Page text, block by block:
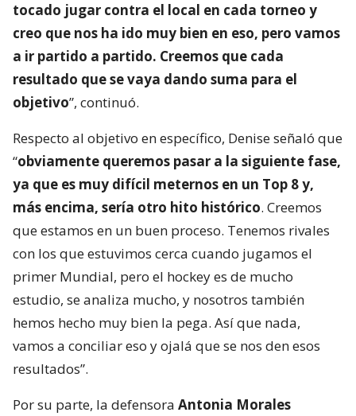
tocado jugar contra el local en cada torneo y
creo que nos ha ido muy bien en eso, pero vamos
a ir partido a partido. Creemos que cada
resultado que se vaya dando suma para el
objetivo”, continuó.
Respecto al objetivo en específico, Denise señaló que
“obviamente queremos pasar a la siguiente fase,
ya que es muy difícil meternos en un Top 8 y,
más encima, sería otro hito histórico. Creemos
que estamos en un buen proceso. Tenemos rivales
con los que estuvimos cerca cuando jugamos el
primer Mundial, pero el hockey es de mucho
estudio, se analiza mucho, y nosotros también
hemos hecho muy bien la pega. Así que nada,
vamos a conciliar eso y ojalá que se nos den esos
resultados”.
Por su parte, la defensora Antonia Morales